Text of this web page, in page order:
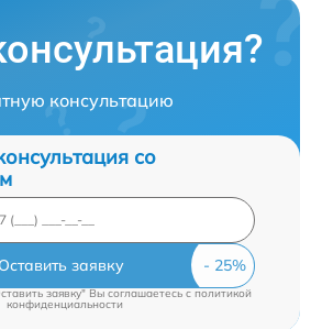
консультацию
со
Оставить заявку
заявку" Вы соглашаетесь cполитикой
конфиденциальности